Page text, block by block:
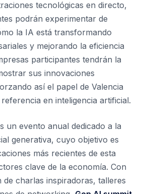
tecnológicas en directo,
podrán experimentar de
la IA está transformando
y mejorando la eficiencia
participantes tendrán la
sus innovaciones
así el papel de Valencia
en inteligencia artificial.
un evento anual dedicado a la
generativa, cuyo objetivo es
más recientes de esta
clave de la economía. Con
de charlas inspiradoras, talleres